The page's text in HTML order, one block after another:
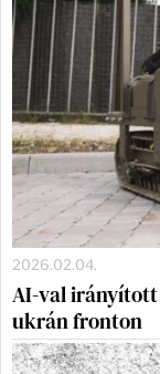
2026.02.04.
AI-val
ukrán fronton